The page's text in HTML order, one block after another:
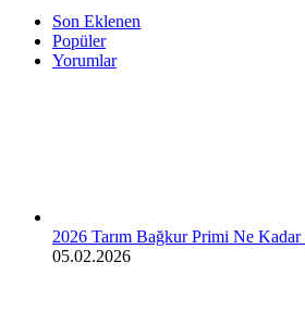
Son Eklenen
Popüler
Yorumlar
2026 Tarım Bağkur Primi Ne
05.02.2026